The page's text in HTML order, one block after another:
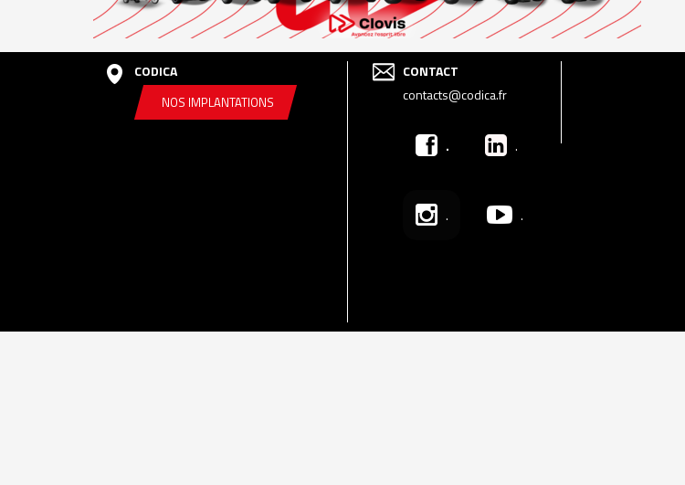
CODICA
NOS IMPLANTATIONS
CONTACT
contacts@codica.fr
. .
. .